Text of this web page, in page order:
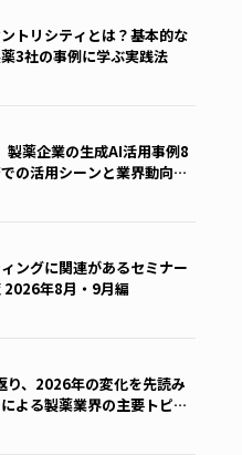
トリシティとは？基本的な
3社の事例に学ぶ実践法
製薬企業の生成AI活用事例8
の活用シーンと業界動向を
ングに関連があるセミナー
2026年8月・9月編
り、2026年の変化を先読み
よる製薬業界の主要トピッ